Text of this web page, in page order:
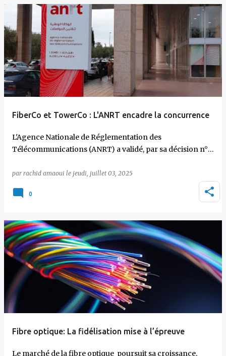
FiberCo et TowerCo : L'ANRT encadre la concurrence
L'Agence Nationale de Réglementation des
Télécommunications (ANRT) a validé, par sa décision n°…
par rachid amaoui le jeudi, juillet 03, 2025
0
Fibre optique: La fidélisation mise à l’épreuve
Le marché de la fibre optique poursuit sa croissance,